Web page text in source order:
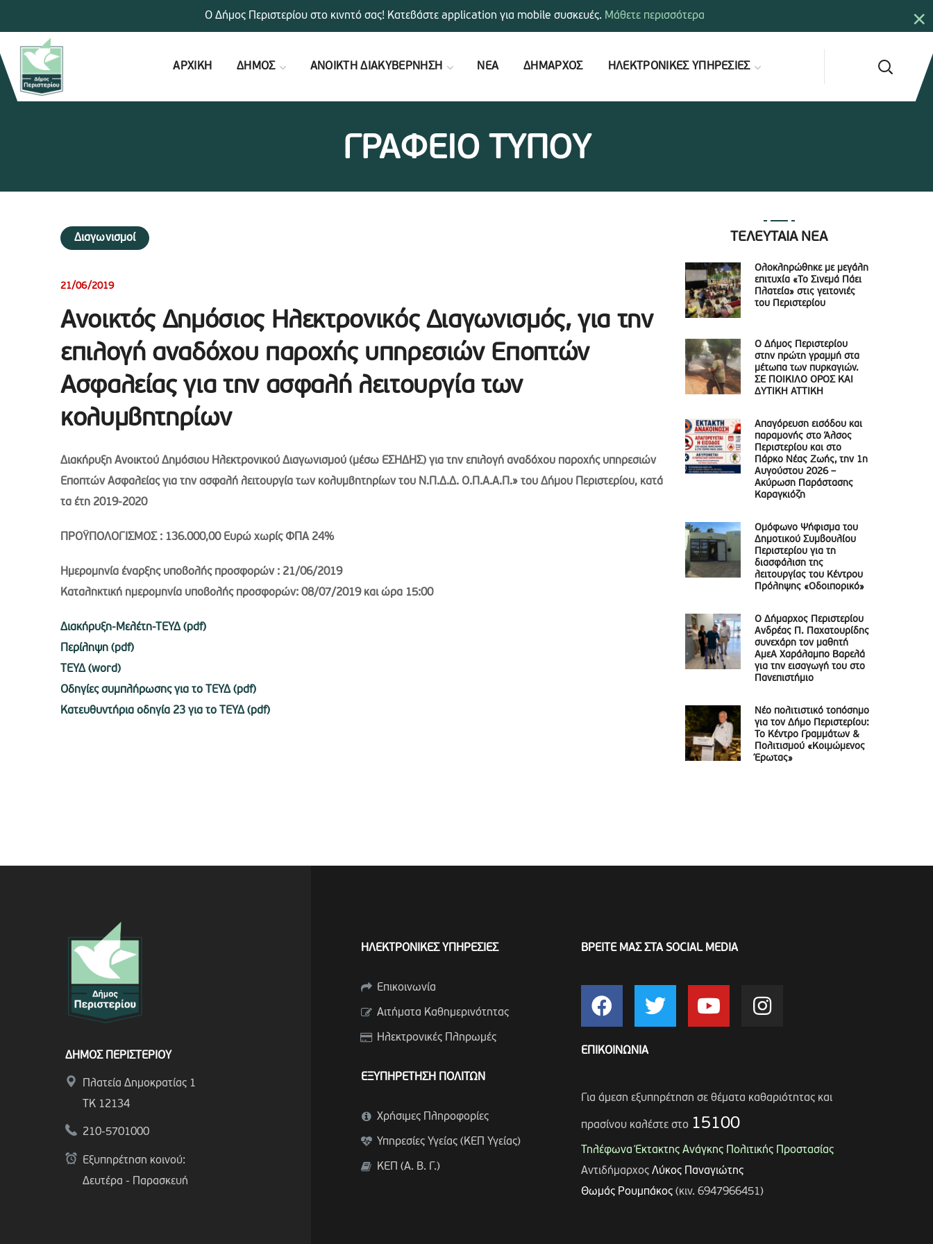
ΑΡΧΙΚΗ ΔΗΜΟΣ ΑΝΟΙΚΤΗ ΔΙΑΚΥΒΕΡΝΗΣΗ ΝΕΑ ΔΗΜΑΡΧΟΣ ΗΛΕΚΤΡΟΝΙΚΕΣ ΥΠΗΡΕΣΙΕΣ
ΓΡΑΦΕΙΟ ΤΥΠΟΥ
Διαγωνισμοί
21/06/2019
Ανοικτός Δημόσιος Ηλεκτρονικός Διαγωνισμός, για την
επιλογή αναδόχου παροχής υπηρεσιών Εποπτών
Ασφαλείας για την ασφαλή λειτουργία των
κολυμβητηρίων
Διακήρυξη Ανοικτού Δημόσιου Ηλεκτρονικού Διαγωνισμού (μέσω ΕΣΗΔΗΣ) για την επιλογή αναδόχου παροχής υπηρεσιών
Εποπτών Ασφαλείας για την ασφαλή λειτουργία των κολυμβητηρίων του Ν.Π.Δ.Δ. Ο.Π.Α.Α.Π.» του Δήμου Περιστερίου, κατά
τα έτη 2019-2020
ΠΡΟΫΠΟΛΟΓΙΣΜΟΣ : 136.000,00 Ευρώ χωρίς ΦΠΑ 24%
Ημερομηνία έναρξης υποβολής προσφορών : 21/06/2019
Καταληκτική ημερομηνία υποβολής προσφορών: 08/07/2019 και ώρα 15:00
Διακήρυξη-Μελέτη-ΤΕΥΔ (pdf)
Περίληψη (pdf)
ΤΕΥΔ (word)
Οδηγίες συμπλήρωσης για το ΤΕΥΔ (pdf)
Κατευθυντήρια οδηγία 23 για το ΤΕΥΔ (pdf)
ΤΕΛΕΥΤΑΙΑ ΝΕΑ
Ολοκληρώθηκε με μεγάλη
επιτυχία «Το Σινεμά Πάει
Πλατεία» στις γειτονιές
του Περιστερίου
Ο Δήμος Περιστερίου
στην πρώτη γραμμή στα
μέτωπα των πυρκαγιών.
ΣΕ ΠΟΙΚΙΛΟ ΟΡΟΣ ΚΑΙ
ΔΥΤΙΚΗ ΑΤΤΙΚΗ
Απαγόρευση εισόδου και
παραμονής στο Άλσος
Περιστερίου και στο
Πάρκο Νέας Ζωής, την 1η
Αυγούστου 2026 –
Ακύρωση Παράστασης
Καραγκιόζη
Ομόφωνο Ψήφισμα του
Δημοτικού Συμβουλίου
Περιστερίου για τη
διασφάλιση της
λειτουργίας του Κέντρου
Πρόληψης «Οδοιπορικό»
Ο Δήμαρχος Περιστερίου
Ανδρέας Π. Παχατουρίδης
συνεχάρη τον μαθητή
ΑμεΑ Χαράλαμπο Βαρελά
για την εισαγωγή του στο
Πανεπιστήμιο
Νέο πολιτιστικό τοπόσημο
για τον Δήμο Περιστερίου:
Το Κέντρο Γραμμάτων &
Πολιτισμού «Κοιμώμενος
Έρωτας»
ΔΗΜΟΣ ΠΕΡΙΣΤΕΡΙΟΥ
Πλατεία Δημοκρατίας 1
ΤΚ 12134
210-5701000
Εξυπηρέτηση κοινού:
Δευτέρα - Παρασκευή
ΗΛΕΚΤΡΟΝΙΚΕΣ ΥΠΗΡΕΣΙΕΣ
Επικοινωνία
Αιτήματα Καθημερινότητας
Ηλεκτρονικές Πληρωμές
ΕΞΥΠΗΡΕΤΗΣΗ ΠΟΛΙΤΩΝ
Χρήσιμες Πληροφορίες
Υπηρεσίες Υγείας (ΚΕΠ Υγείας)
ΚΕΠ (Α. Β. Γ.)
ΒΡΕΙΤΕ ΜΑΣ ΣΤΑ SOCIAL MEDIA
ΕΠΙΚΟΙΝΩΝΙΑ
Για άμεση εξυπηρέτηση σε θέματα καθαριότητας και
πρασίνου καλέστε στο 15100
Τηλέφωνα Έκτακτης Ανάγκης Πολιτικής Προστασίας
Αντιδήμαρχος Λύκος Παναγιώτης
Θωμάς Ρουμπάκος(κιν. 6947966451)
×
Ο Δήμος Περιστερίου στο κινητό σας! Κατεβάστε application για mobile συσκευές. Μάθετε περισσότερα